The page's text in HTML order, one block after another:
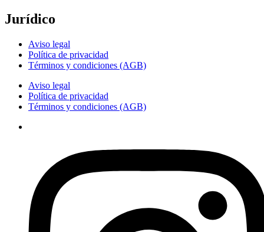
Jurídico
Aviso legal
Política de privacidad
Términos y condiciones (AGB)
Aviso legal
Política de privacidad
Términos y condiciones (AGB)